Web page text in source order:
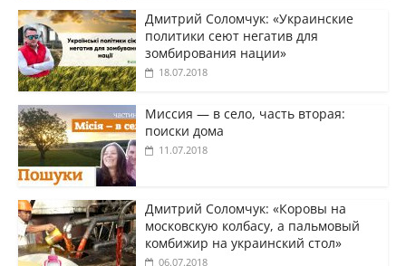
Дмитрий Соломчук: «Украинские
политики сеют негатив для
зомбирования нации»
18.07.2018
Миссия — в село, часть вторая:
поиски дома
11.07.2018
Дмитрий Соломчук: «Коровы на
московскую колбасу, а пальмовый
комбижир на украинский стол»
06.07.2018